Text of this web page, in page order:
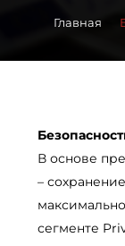
Главная
В основе
–
сегменте